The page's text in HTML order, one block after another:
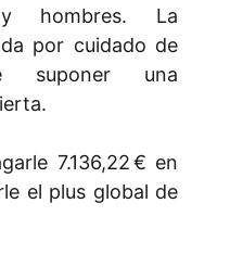
hombres. La
por cuidado de
suponer una
7.136,22 € en
el plus global de